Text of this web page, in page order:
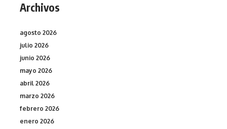
Archivos
agosto 2026
julio 2026
junio 2026
mayo 2026
abril 2026
marzo 2026
febrero 2026
enero 2026